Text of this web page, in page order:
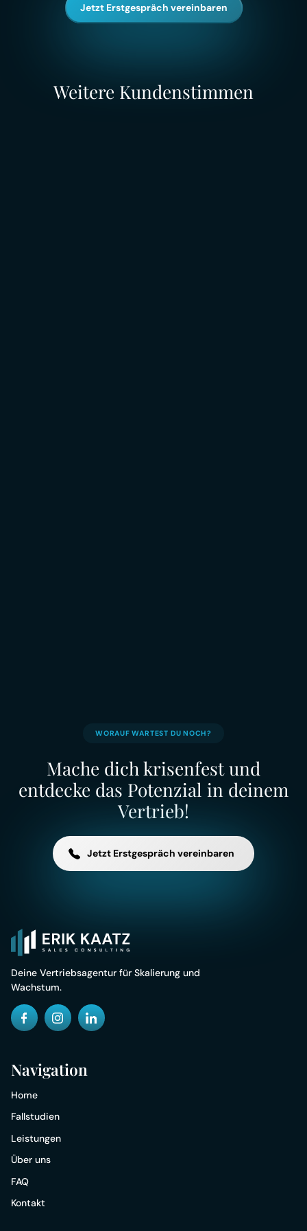
Jetzt Erstgespräch vereinbaren
Weitere Kundenstimmen
WORAUF WARTEST DU NOCH?
Mache dich krisenfest und
entdecke das Potenzial in deinem
Vertrieb!
Jetzt Erstgespräch vereinbaren
Deine Vertriebsagentur für Skalierung und
Wachstum​.
Navigation
Home
Fallstudien
Leistungen
Über uns
FAQ
Kontakt